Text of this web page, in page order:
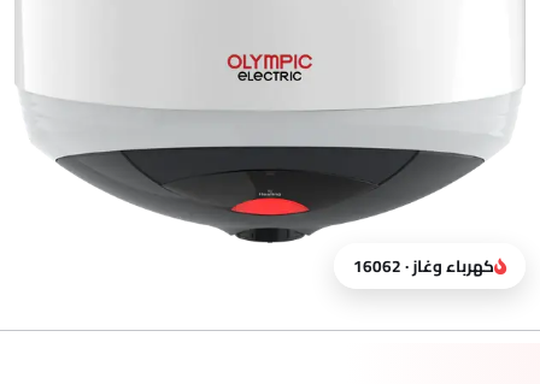
كهرباء وغاز · 16062